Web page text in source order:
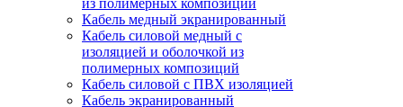
из полимерных композиций
Кабель медный экранированный
Кабель силовой медный с
изоляцией и оболочкой из
полимерных композиций
Кабель силовой с ПВХ изоляцией
Кабель экранированный